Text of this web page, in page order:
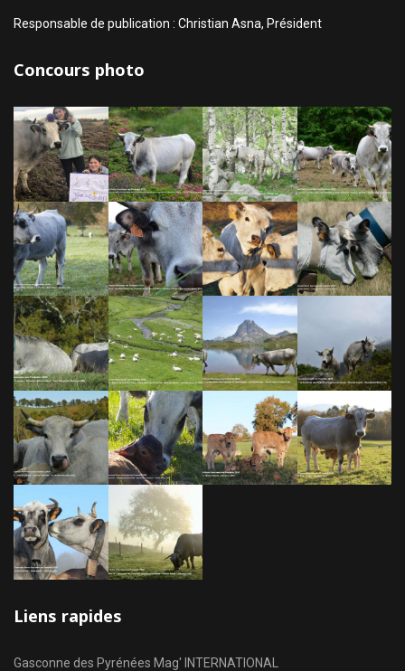
Responsable de publication : Christian Asna, Président
Concours photo
Liens rapides
Gasconne des Pyrénées Mag' INTERNATIONAL